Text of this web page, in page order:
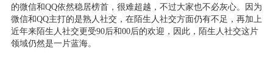
的微信和QQ依然稳居榜首，很难超越，不过大家也不必灰心。因为
微信和QQ主打的是熟人社交，在陌生人社交方面仍有不足，再加上
近年来陌生人社交更受90后和00后的欢迎，因此，陌生人社交这片
领域仍然是一片蓝海。